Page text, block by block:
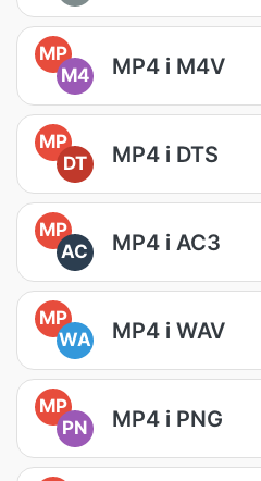
MP
M4
MP4 i M4V
MP
DT
MP4 i DTS
MP
AC
MP4 i AC3
MP
WA
MP4 i WAV
MP
PN
MP4 i PNG